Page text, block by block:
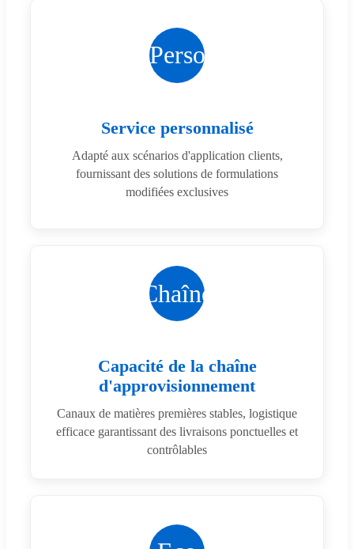
Perso
Service personnalisé
Adapté aux scénarios d'application clients,
fournissant des solutions de formulations
modifiées exclusives
Chaîne
Capacité de la chaîne
d'approvisionnement
Canaux de matières premières stables, logistique
efficace garantissant des livraisons ponctuelles et
contrôlables